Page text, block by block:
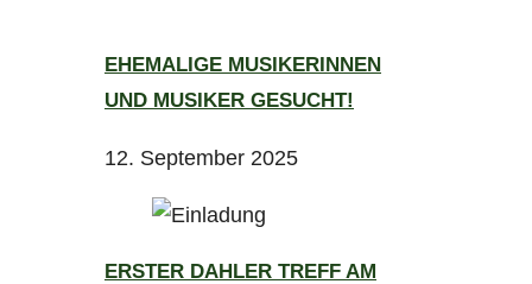
EHEMALIGE MUSIKERINNEN
UND MUSIKER GESUCHT!
12. September 2025
ERSTER DAHLER TREFF AM